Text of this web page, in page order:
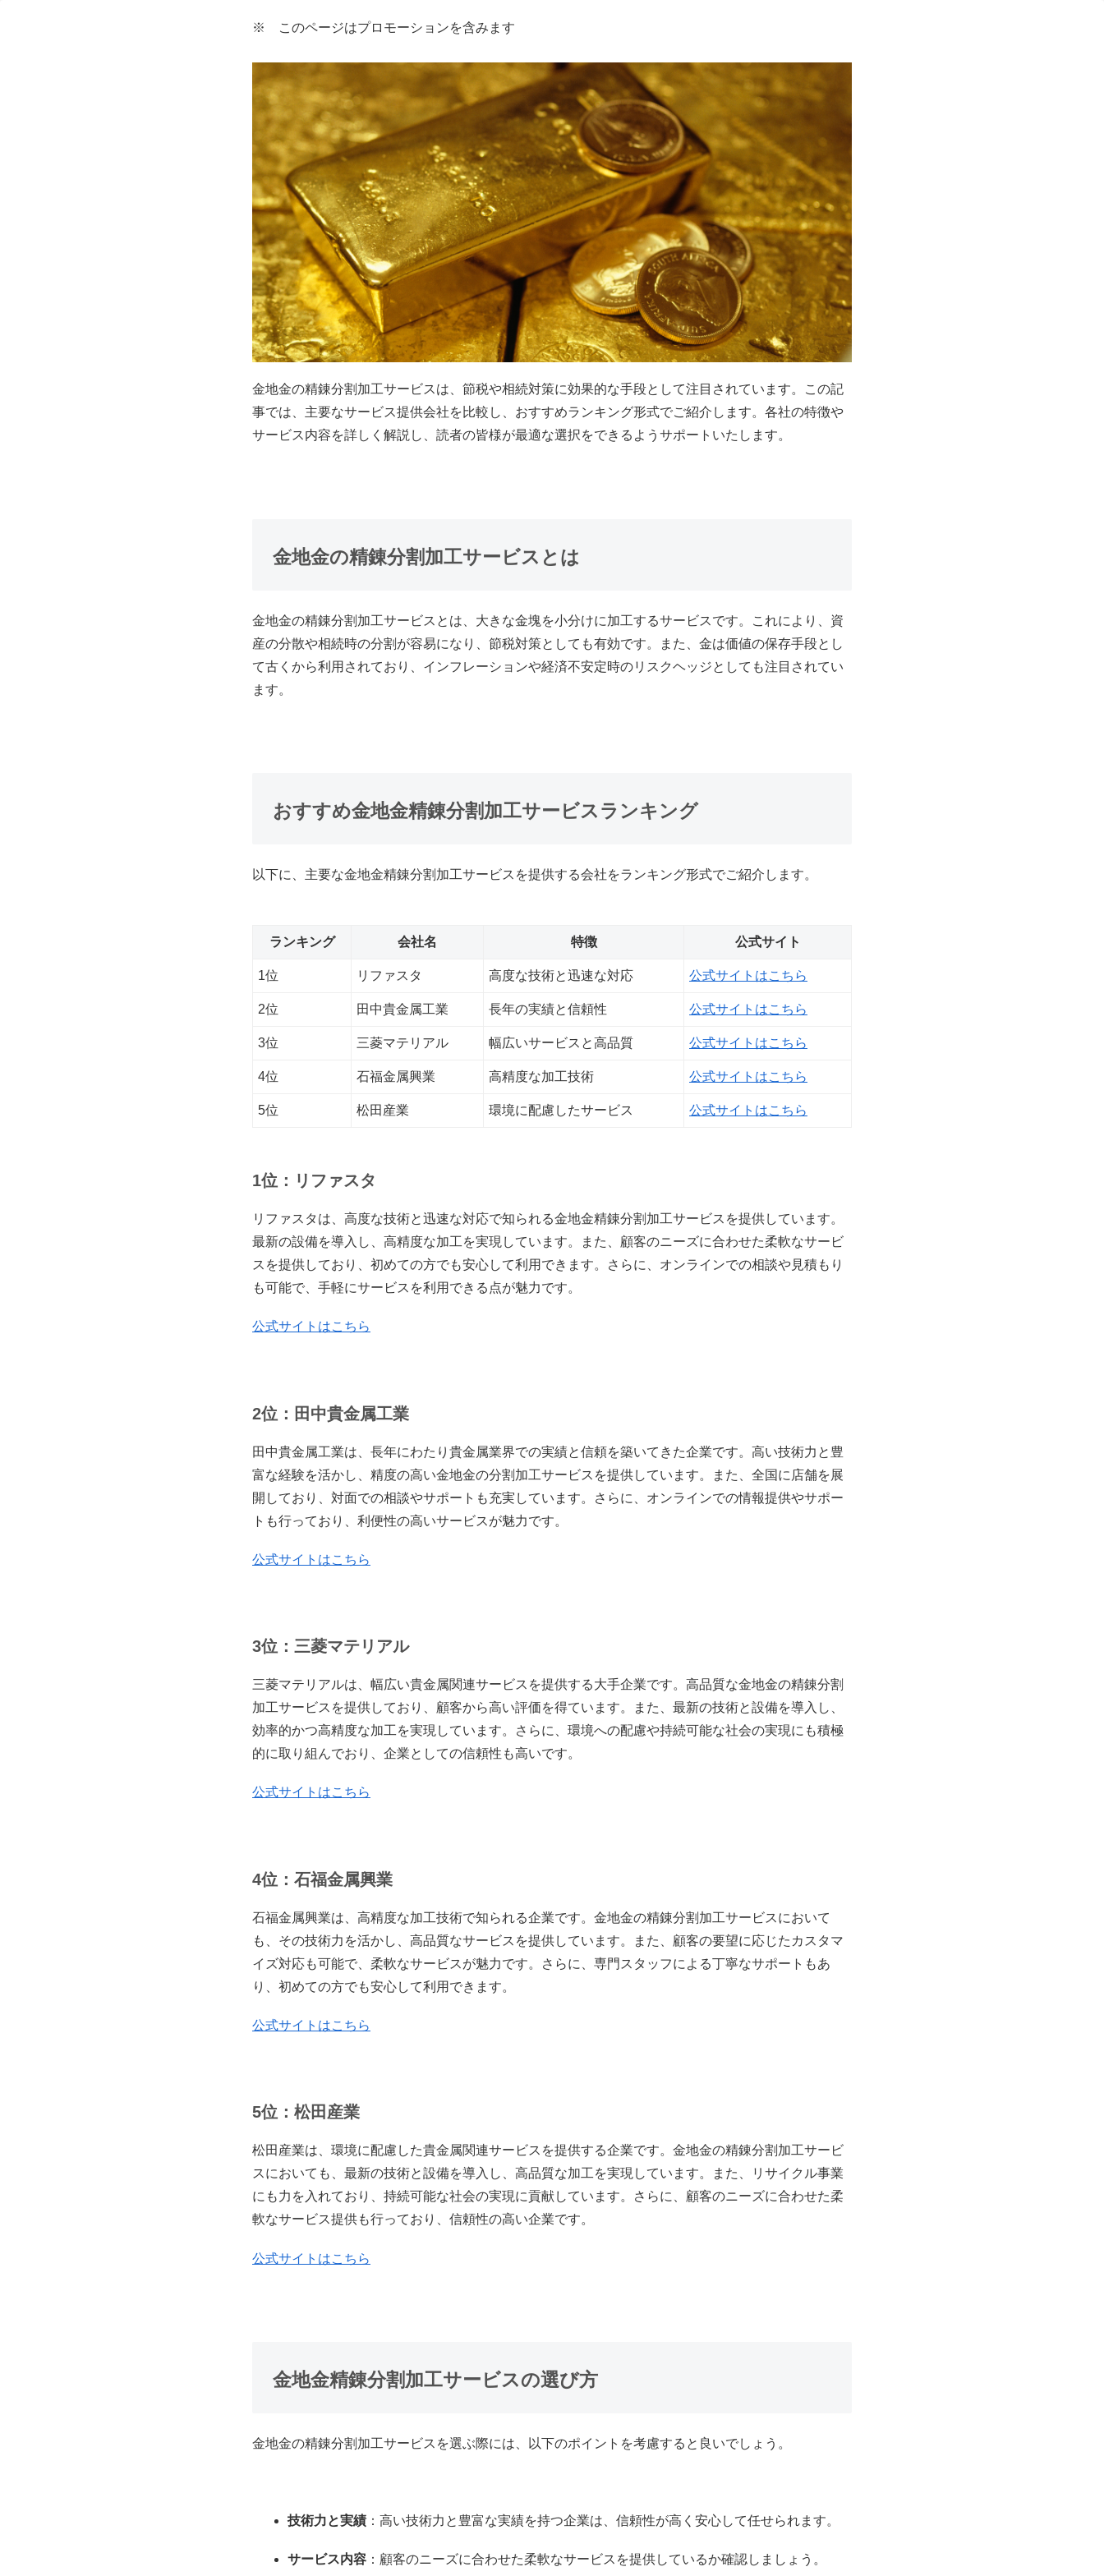
※ このページはプロモーションを含みます
金地金の精錬分割加工サービスは、節税や相続対策に効果的な手段として注目されています。この記
事では、主要なサービス提供会社を比較し、おすすめランキング形式でご紹介します。各社の特徴や
サービス内容を詳しく解説し、読者の皆様が最適な選択をできるようサポートいたします。
金地金の精錬分割加工サービスとは
金地金の精錬分割加工サービスとは、大きな金塊を小分けに加工するサービスです。これにより、資
産の分散や相続時の分割が容易になり、節税対策としても有効です。また、金は価値の保存手段とし
て古くから利用されており、インフレーションや経済不安定時のリスクヘッジとしても注目されてい
ます。
おすすめ金地金精錬分割加工サービスランキング
以下に、主要な金地金精錬分割加工サービスを提供する会社をランキング形式でご紹介します。
ランキング 会社名 特徴 公式サイト
1位 リファスタ 高度な技術と迅速な対応 公式サイトはこちら
2位 田中貴金属工業 長年の実績と信頼性 公式サイトはこちら
3位 三菱マテリアル 幅広いサービスと高品質 公式サイトはこちら
4位 石福金属興業 高精度な加工技術 公式サイトはこちら
5位 松田産業 環境に配慮したサービス 公式サイトはこちら
1位：リファスタ
リファスタは、高度な技術と迅速な対応で知られる金地金精錬分割加工サービスを提供しています。
最新の設備を導入し、高精度な加工を実現しています。また、顧客のニーズに合わせた柔軟なサービ
スを提供しており、初めての方でも安心して利用できます。さらに、オンラインでの相談や見積もり
も可能で、手軽にサービスを利用できる点が魅力です。
公式サイトはこちら
2位：田中貴金属工業
田中貴金属工業は、長年にわたり貴金属業界での実績と信頼を築いてきた企業です。高い技術力と豊
富な経験を活かし、精度の高い金地金の分割加工サービスを提供しています。また、全国に店舗を展
開しており、対面での相談やサポートも充実しています。さらに、オンラインでの情報提供やサポー
トも行っており、利便性の高いサービスが魅力です。
公式サイトはこちら
3位：三菱マテリアル
三菱マテリアルは、幅広い貴金属関連サービスを提供する大手企業です。高品質な金地金の精錬分割
加工サービスを提供しており、顧客から高い評価を得ています。また、最新の技術と設備を導入し、
効率的かつ高精度な加工を実現しています。さらに、環境への配慮や持続可能な社会の実現にも積極
的に取り組んでおり、企業としての信頼性も高いです。
公式サイトはこちら
4位：石福金属興業
石福金属興業は、高精度な加工技術で知られる企業です。金地金の精錬分割加工サービスにおいて
も、その技術力を活かし、高品質なサービスを提供しています。また、顧客の要望に応じたカスタマ
イズ対応も可能で、柔軟なサービスが魅力です。さらに、専門スタッフによる丁寧なサポートもあ
り、初めての方でも安心して利用できます。
公式サイトはこちら
5位：松田産業
松田産業は、環境に配慮した貴金属関連サービスを提供する企業です。金地金の精錬分割加工サービ
スにおいても、最新の技術と設備を導入し、高品質な加工を実現しています。また、リサイクル事業
にも力を入れており、持続可能な社会の実現に貢献しています。さらに、顧客のニーズに合わせた柔
軟なサービス提供も行っており、信頼性の高い企業です。
公式サイトはこちら
金地金精錬分割加工サービスの選び方
金地金の精錬分割加工サービスを選ぶ際には、以下のポイントを考慮すると良いでしょう。
技術力と実績 ：高い技術力と豊富な実績を持つ企業は、信頼性が高く安心して任せられます。
サービス内容 ：顧客のニーズに合わせた柔軟なサービスを提供しているか確認しましょう。